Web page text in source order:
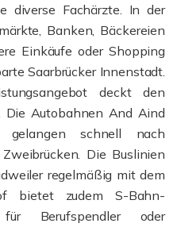
diverse Fachärzte. In der
Banken, Bäckereien
Einkäufe oder Shopping
Saarbrücker Innenstadt.
deckt den
Die Autobahnen And Aind
gelangen schnell nach
Die Buslinien
regelmäßig mit dem
bietet zudem S-Bahn-
Berufspendler oder